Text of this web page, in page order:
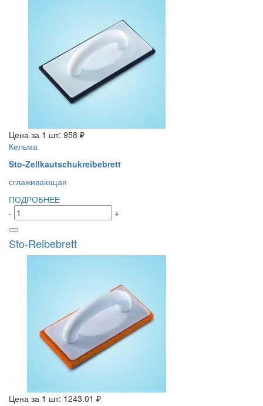
Цена за 1 шт: 958 ₽
Кельма
Sto-Zellkautschukreibebrett
сглаживающая
ПОДРОБНЕЕ
-
+
Sto-Reibebrett
Цена за 1 шт: 1243.01 ₽